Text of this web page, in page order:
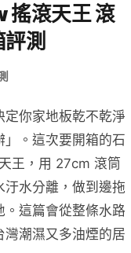
搖滾天王 滾
測
你家地板乾不乾淨
。這次要開箱的石
王，用 27cm 滾筒
水分離，做到邊拖
這篇會從整條水路
潮濕又多油煙的居